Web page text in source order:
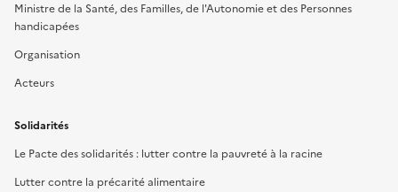
Ministre de la Santé, des Familles, de l'Autonomie et des Personnes
handicapées
Organisation
Acteurs
Solidarités
Le Pacte des solidarités : lutter contre la pauvreté à la racine
Lutter contre la précarité alimentaire